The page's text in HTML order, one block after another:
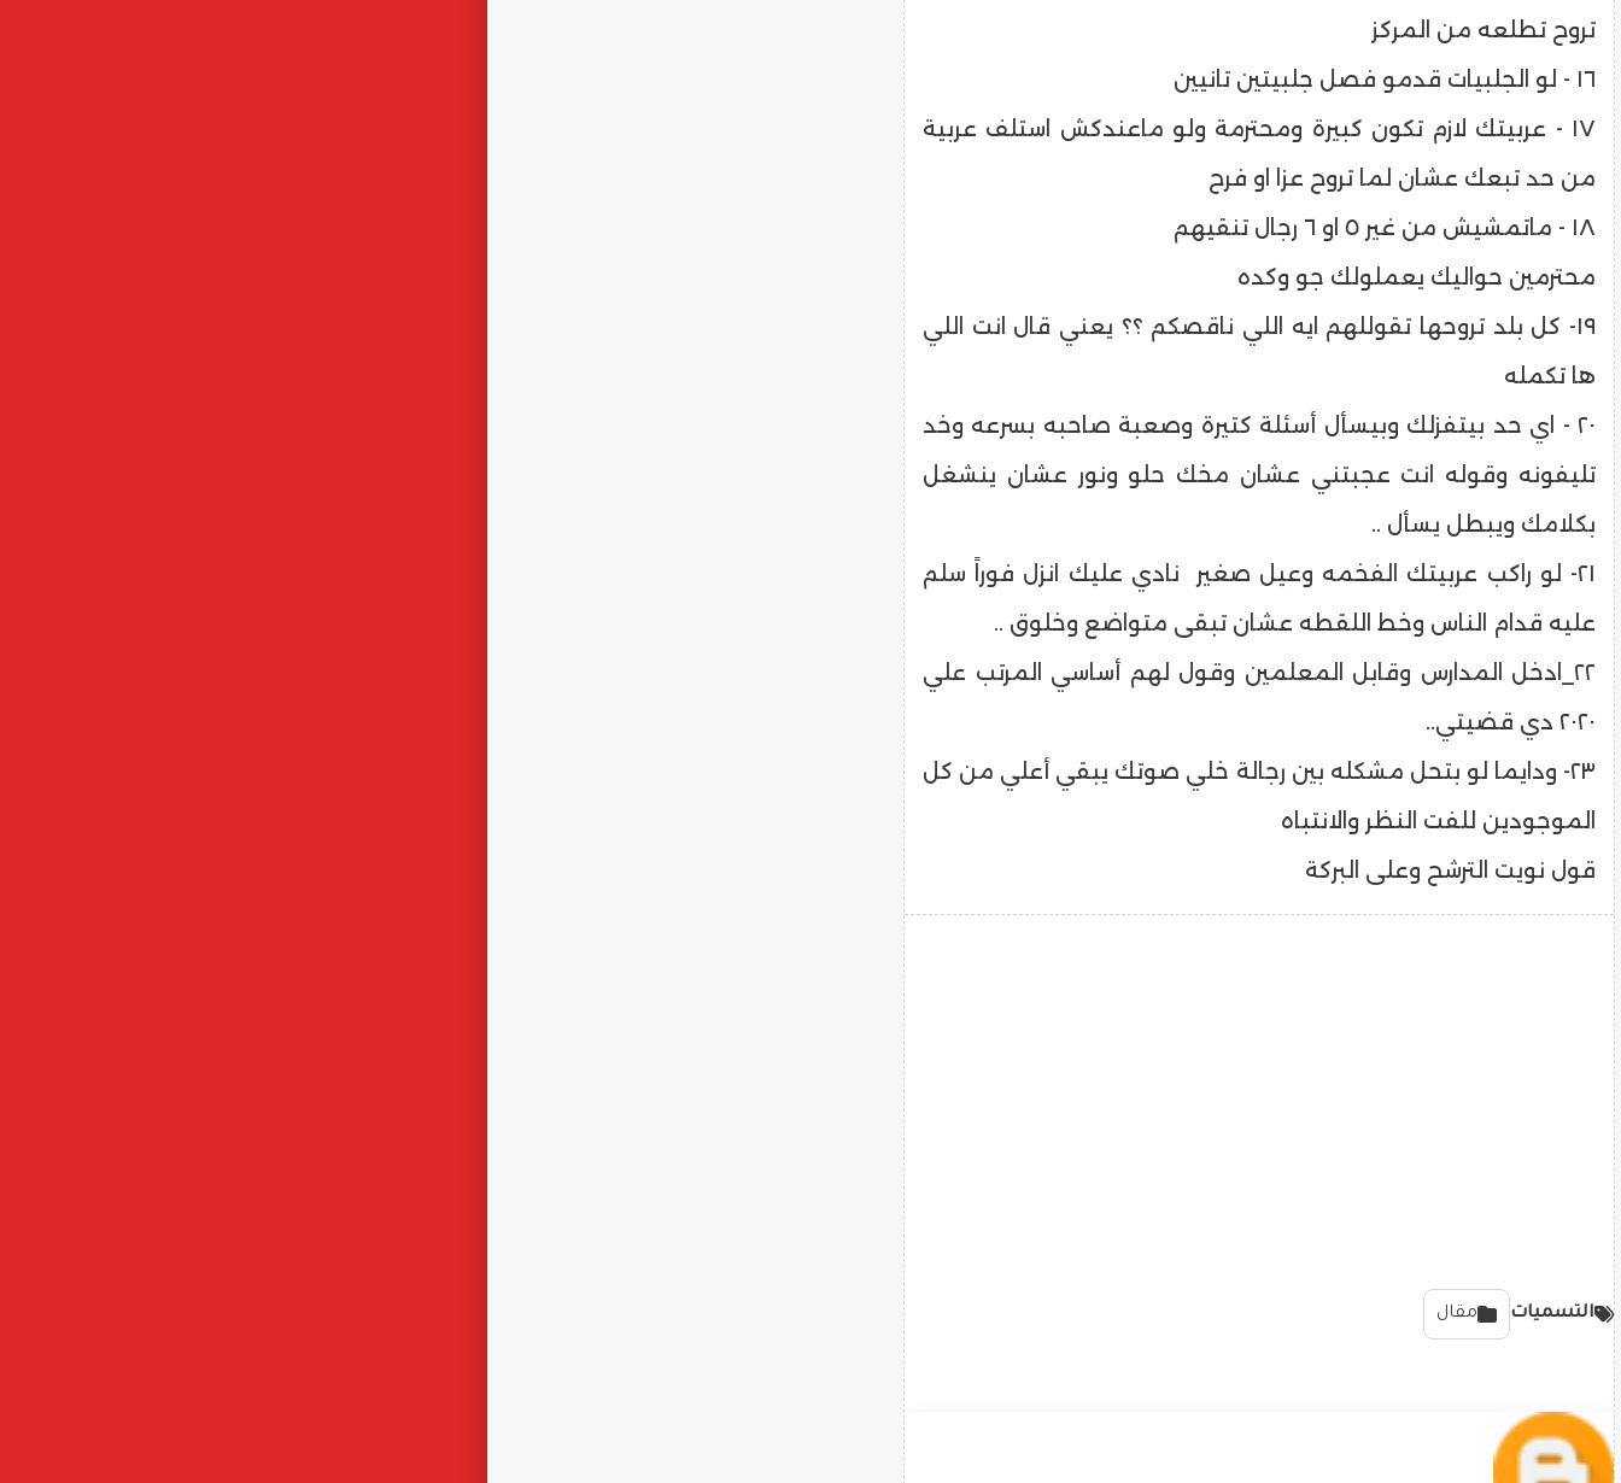
تروح تطلعه من المركز
١٦ - لو الجلبيات قدمو فصل جلبيتين تانيين
١٧ - عربيتك لازم تكون كبيرة ومحترمة ولو ماعندكش استلف عربية
من حد تبعك عشان لما تروح عزا او فرح
١٨ - ماتمشيش من غير ٥ او ٦ رجال تنقيهم
محترمين حواليك يعملولك جو وكده
١٩- كل بلد تروحها تقوللهم ايه اللي ناقصكم ؟؟ يعني قال انت اللي
ها تكمله
٢٠ - اي حد بيتفزلك وبيسأل أسئلة كتيرة وصعبة صاحبه بسرعه وخد
تليفونه وقوله انت عجبتني عشان مخك حلو ونور عشان ينشغل
بكلامك ويبطل يسأل ..
٢١- لو راكب عربيتك الفخمه وعيل صغير نادي عليك انزل فوراً سلم
عليه قدام الناس وخط اللقطه عشان تبقى متواضع وخلوق ..
٢٢_ادخل المدارس وقابل المعلمين وقول لهم أساسي المرتب علي
٢٠٢٠ دي قضيتي..
٢٣- ودايما لو بتحل مشكله بين رجالة خلي صوتك يبقي أعلي من كل
الموجودين للفت النظر والانتباه
قول نويت الترشح وعلى البركة
التسميات مقال